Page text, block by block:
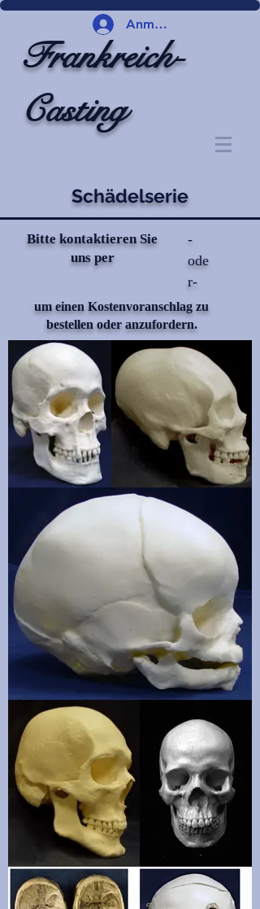
Anmelden
Frankreich-
Casting
Schädelserie
Bitte kontaktieren Sie
uns per
-
ode
r-
um einen Kostenvoranschlag zu
bestellen oder anzufordern.